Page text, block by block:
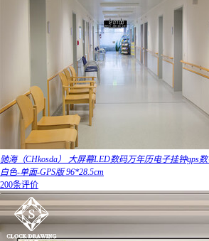
驰海（CHkosda） 大屏幕LED数码万年历电子挂钟gps
白色-单面-GPS版 96*28.5cm
200条评价